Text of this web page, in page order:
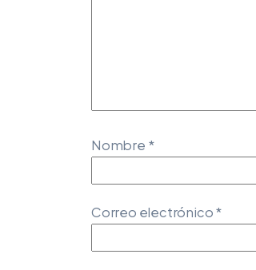
Nombre *
Correo electrónico*